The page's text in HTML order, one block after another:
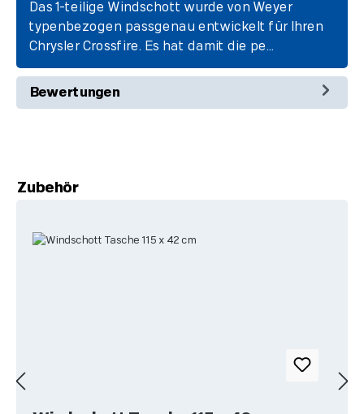
Das 1-teilige Windschott wurde von Weyer
typenbezogen passgenau entwickelt für Ihren
Chrysler Crossfire. Es hat damit die pe…
Bewertungen
Produktgalerie überspringen
Zubehör